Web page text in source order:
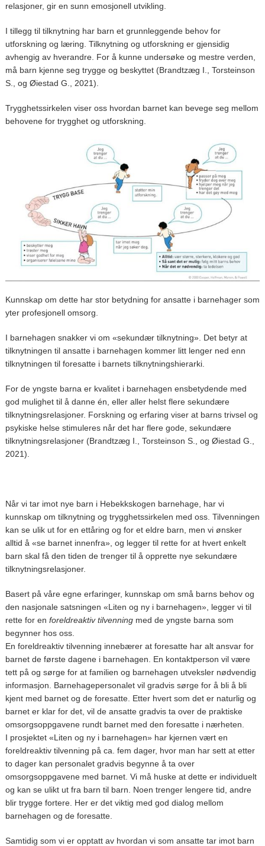
relasjoner, gir en sunn emosjonell utvikling.
I tillegg til tilknytning har barn et grunnleggende behov for
utforskning og læring. Tilknytning og utforskning er gjensidig
avhengig av hverandre. For å kunne undersøke og mestre verden,
må barn kjenne seg trygge og beskyttet (Brandtzæg I., Torsteinson
S., og Øiestad G., 2021).
Trygghetssirkelen viser oss hvordan barnet kan bevege seg mellom
behovene for trygghet og utforskning.
Kunnskap om dette har stor betydning for ansatte i barnehager som
yter profesjonell omsorg.
I barnehagen snakker vi om «sekundær tilknytning». Det betyr at
tilknytningen til ansatte i barnehagen kommer litt lenger ned enn
tilknytningen til foresatte i barnets tilknytningshierarki.
For de yngste barna er kvalitet i barnehagen ensbetydende med
god mulighet til å danne én, eller aller helst flere sekundære
tilknytningsrelasjoner. Forskning og erfaring viser at barns trivsel og
psykiske helse stimuleres når det har flere gode, sekundære
tilknytningsrelasjoner (Brandtzæg I., Torsteinson S., og Øiestad G.,
2021).
Når vi tar imot nye barn i Hebekkskogen barnehage, har vi
kunnskap om tilknytning og trygghetssirkelen med oss. Tilvenningen
kan se ulik ut for en ettåring og for et eldre barn, men vi ønsker
alltid å «se barnet innenfra», og legger til rette for at hvert enkelt
barn skal få den tiden de trenger til å opprette nye sekundære
tilknytningsrelasjoner.
Basert på våre egne erfaringer, kunnskap om små barns behov og
den nasjonale satsningen «Liten og ny i barnehagen», legger vi til
rette for en foreldreaktiv tilvenningmed de yngste barna som
begynner hos oss.
En foreldreaktiv tilvenning innebærer at foresatte har alt ansvar for
barnet de første dagene i barnehagen. En kontaktperson vil være
tett på og sørge for at familien og barnehagen utveksler nødvendig
informasjon. Barnehagepersonalet vil gradvis sørge for å bli å bli
kjent med barnet og de foresatte. Etter hvert som det er naturlig og
barnet er klar for det, vil de ansatte gradvis ta over de praktiske
omsorgsoppgavene rundt barnet med den foresatte i nærheten.
I prosjektet «Liten og ny i barnehagen» har kjernen vært en
foreldreaktiv tilvenning på ca. fem dager, hvor man har sett at etter
to dager kan personalet gradvis begynne å ta over
omsorgsoppgavene med barnet. Vi må huske at dette er individuelt
og kan se ulikt ut fra barn til barn. Noen trenger lengere tid, andre
blir trygge fortere. Her er det viktig med god dialog mellom
barnehagen og de foresatte.
Samtidig som vi er opptatt av hvordan vi som ansatte tar imot barn